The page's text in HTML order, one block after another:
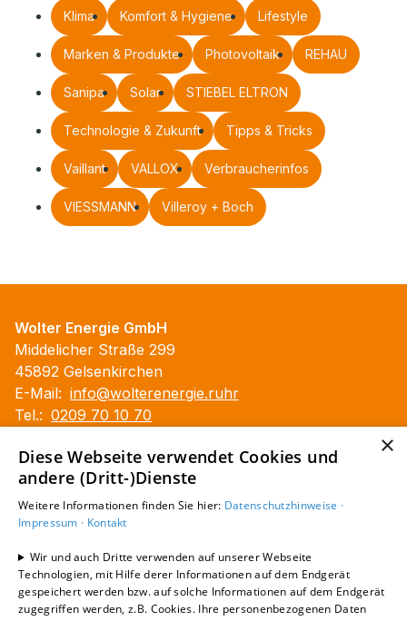
Klima Komfort & Hygiene Lifestyle
Marken & Produkte Photovoltaik REHAU
Sanipa Solar STIEBEL ELTRON
Technologie & Zukunft Tipps & Tricks
Vaillant VALLOX Verbraucherinfos
VIESSMANN Villeroy + Boch
Wolter Energie GmbH
Middelicher Straße 299
45892 Gelsenkirchen
E-Mail: info@wolterenergie.ruhr
Tel.: 0209 70 10 70
Datenschutzerklärung
Barrierefreiheitserklärung
Unsere Bereiche
Erneuerbare Energien
Karriere
Kontakt
×
Diese Webseite verwendet Cookies und
andere (Dritt-)Dienste
Weitere Informationen finden Sie hier: Datenschutzhinweise ·
Impressum · Kontakt
Wir und auch Dritte verwenden auf unserer Webseite
Technologien, mit Hilfe derer Informationen auf dem Endgerät
gespeichert werden bzw. auf solche Informationen auf dem Endgerät
zugegriffen werden, z.B. Cookies. Ihre personenbezogenen Daten